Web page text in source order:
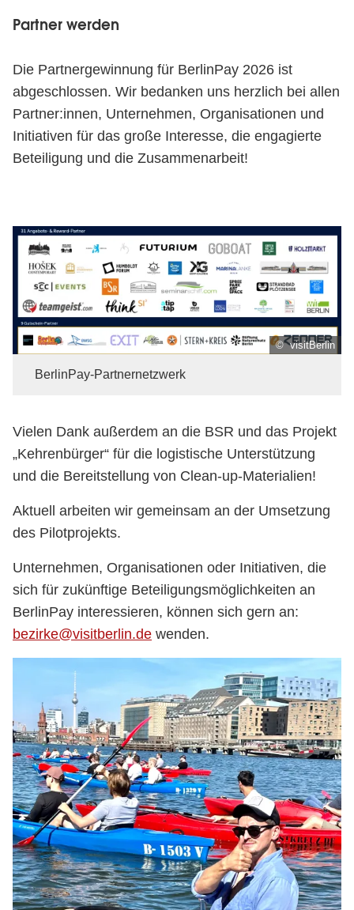
Partner werden
Die Partnergewinnung für BerlinPay 2026 ist
abgeschlossen. Wir bedanken uns herzlich bei allen
Partner:innen, Unternehmen, Organisationen und
Initiativen für das große Interesse, die engagierte
Beteiligung und die Zusammenarbeit!
© visitBerlin
BerlinPay-Partnernetzwerk
Vielen Dank außerdem an die BSR und das Projekt
„Kehrenbürger“ für die logistische Unterstützung
und die Bereitstellung von Clean-up-Materialien!
Aktuell arbeiten wir gemeinsam an der Umsetzung
des Pilotprojekts.
Unternehmen, Organisationen oder Initiativen, die
sich für zukünftige Beteiligungsmöglichkeiten an
BerlinPay interessieren, können sich gern an:
bezirke@visitberlin.de wenden.